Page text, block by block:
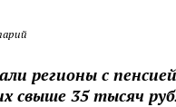
регионы с
свыше 35 тысяч